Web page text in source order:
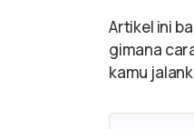
Artikel ini
gimana
kamu